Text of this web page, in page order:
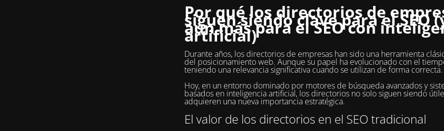
Por qué los directorios de
siguen siendo clave para el SEO
aún más para el SEO con
artificial)
Durante años, los directorios de empresas han sido una herramienta
del posicionamiento web. Aunque su papel ha evolucionado con el
teniendo una relevancia significativa cuando se utilizan de forma correcta.
Hoy, en un entorno dominado por motores de búsqueda avanzados y
basados en inteligencia artificial, los directorios no solo siguen siendo
adquieren una nueva importancia estratégica.
El valor de los directorios en el SEO tradicional